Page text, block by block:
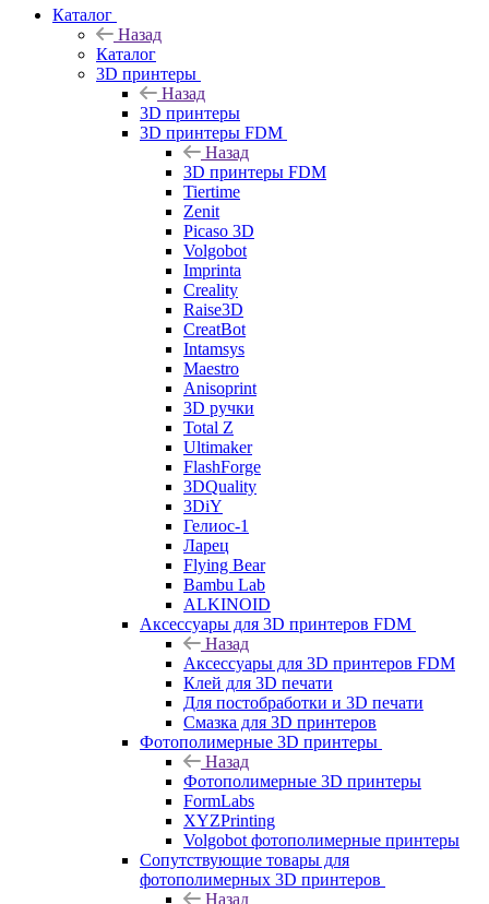
Каталог
Назад
Каталог
3D принтеры
Назад
3D принтеры
3D принтеры FDM
Назад
3D принтеры FDM
Tiertime
Zenit
Picaso 3D
Volgobot
Imprinta
Creality
Raise3D
CreatBot
Intamsys
Maestro
Anisoprint
3D ручки
Total Z
Ultimaker
FlashForge
3DQuality
3DiY
Гелиос-1
Ларец
Flying Bear
Bambu Lab
ALKINOID
Аксессуары для 3D принтеров FDM
Назад
Аксессуары для 3D принтеров FDM
Клей для 3D печати
Для постобработки и 3D печати
Смазка для 3D принтеров
Фотополимерные 3D принтеры
Назад
Фотополимерные 3D принтеры
FormLabs
XYZPrinting
Volgobot фотополимерные принтеры
Сопутствующие товары для
фотополимерных 3D принтеров
Назад